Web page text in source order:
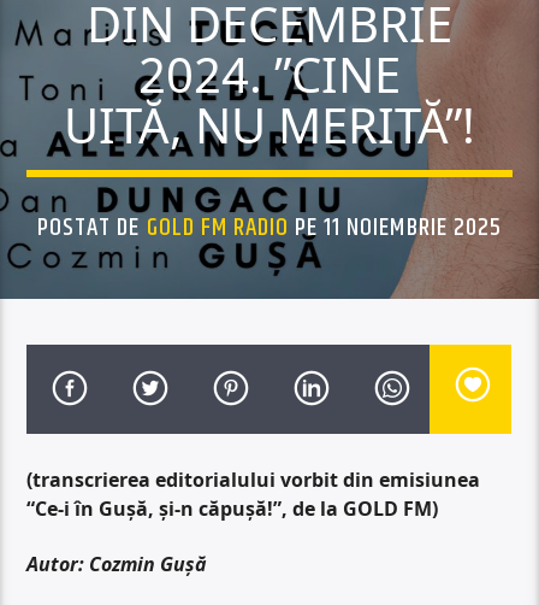
DIN DECEMBRIE
2024. ”CINE
UITĂ, NU MERITĂ”!
POSTAT DE GOLD FM RADIO PE 11 NOIEMBRIE 2025
(transcrierea editorialului vorbit din emisiunea
“Ce-i în Gușă, și-n căpușă!”, de la GOLD FM)
Autor: Cozmin Gușă